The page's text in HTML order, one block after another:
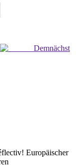
Demnächst
Europäischer